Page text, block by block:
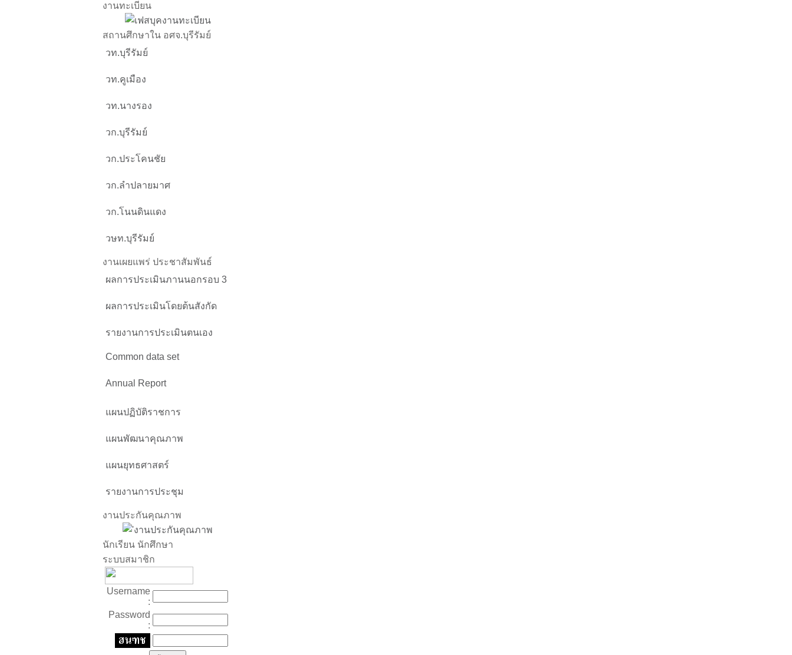
งานทะเบียน
สถานศึกษาใน อศจ.บุรีรัมย์
วท.บุรีรัมย์
วท.คูเมือง
วท.นางรอง
วก.บุรีรัมย์
วก.ประโคนชัย
วก.ลำปลายมาศ
วก.โนนดินแดง
วษท.บุรีรัมย์
งานเผยแพร่ ประชาสัมพันธ์
ผลการประเมินภานนอกรอบ 3
ผลการประเมินโดยต้นสังกัด
รายงานการประเมินตนเอง
Common data set
Annual Report
แผนปฏิบัติราชการ
แผนพัฒนาคุณภาพ
แผนยุทธศาสตร์
รายงานการประชุม
งานประกันคุณภาพ
นักเรียน นักศึกษา
ระบบสมาชิก
Username
:
Password
: